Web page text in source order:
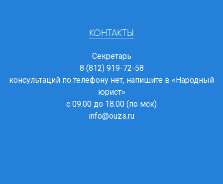
КОНТАКТЫ
Секретарь
8 (812) 919-72-58
консультаций по телефону нет, напишите в «Народный
юрист»
с 09.00 до 18.00 (по мск)
info@ouzs.ru